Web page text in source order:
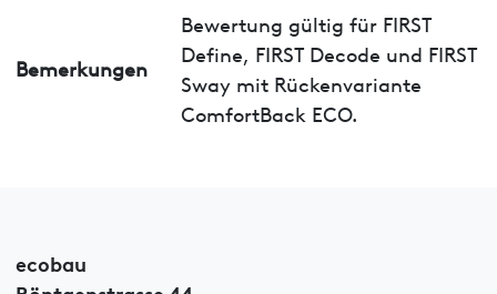
Bemerkungen
Bewertung gültig für FIRST
Define, FIRST Decode und FIRST
Sway mit Rückenvariante
ComfortBack ECO.
ecobau